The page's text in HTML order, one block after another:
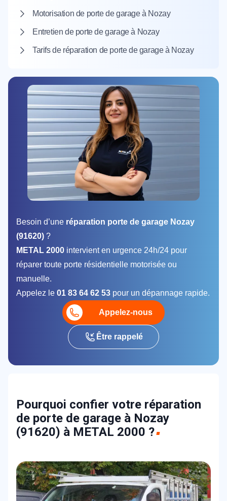
Motorisation de porte de garage à Nozay
Entretien de porte de garage à Nozay
Tarifs de réparation de porte de garage à Nozay
Besoin d’une réparation porte de garage Nozay
(91620) ?
METAL 2000 intervient en urgence 24h/24 pour
réparer toute porte résidentielle motorisée ou
manuelle.
Appelez le 01 83 64 62 53 pour un dépannage rapide.
Appelez-nous
Être rappelé
Pourquoi confier votre réparation
de porte de garage à Nozay
(91620) à METAL 2000 ?